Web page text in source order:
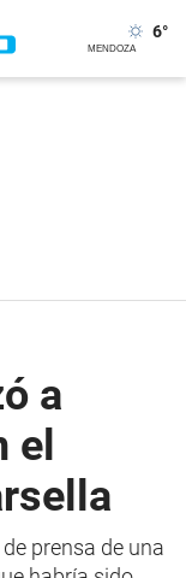
6°
a
el
prensa de una